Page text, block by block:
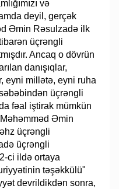
və
deyil, gerçək
Əmin Rəsulzadə ilk
üçrəngli
Ancaq o dövrün
danışıqlar,
eyni millətə, eyni ruha
üçrəngli
fəal iştirak mümkün
Əmin
üçrəngli
üçrəngli
ci ildə ortaya
təşəkkülü"
devrildikdən sonra,